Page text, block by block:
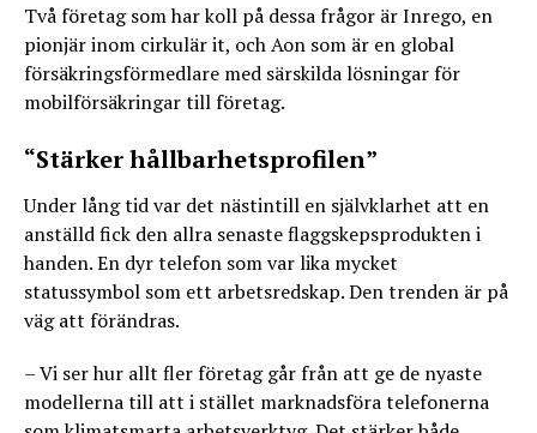
Två företag som har koll på dessa frågor är Inrego, en
pionjär inom cirkulär it, och Aon som är en global
försäkringsförmedlare med särskilda lösningar för
mobilförsäkringar till företag.
“Stärker hållbarhetsprofilen”
Under lång tid var det nästintill en självklarhet att en
anställd fick den allra senaste flaggskepsprodukten i
handen. En dyr telefon som var lika mycket
statussymbol som ett arbetsredskap. Den trenden är på
väg att förändras.
– Vi ser hur allt fler företag går från att ge de nyaste
modellerna till att i stället marknadsföra telefonerna